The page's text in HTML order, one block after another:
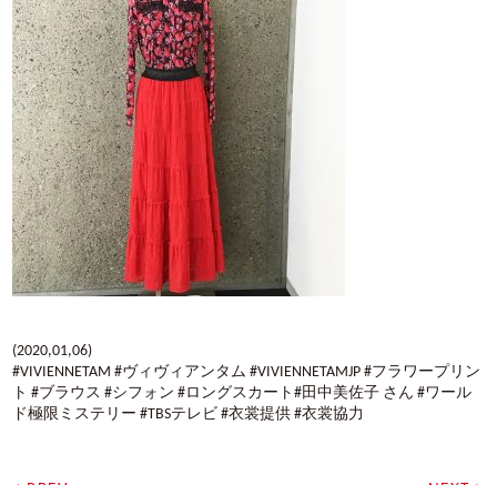
(2020,01,06)
#VIVIENNETAM #ヴィヴィアンタム #VIVIENNETAMJP #フラワープリン
ト #ブラウス #シフォン #ロングスカート#田中美佐子 さん #ワール
ド極限ミステリー #TBSテレビ #衣裳提供 #衣裳協力